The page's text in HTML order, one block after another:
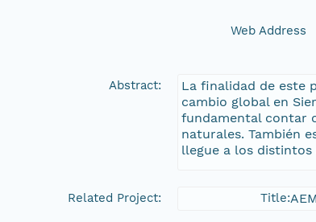
Web Address
Abstract:
La finalidad de este
cambio global en
fundamental contar
naturales. También
llegue a los
Related Project: Title: